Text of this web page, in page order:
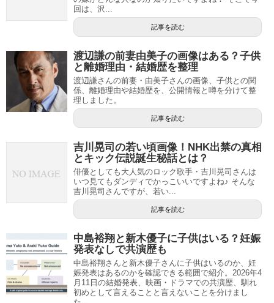
回は、沢...
記事を読む
渡辺謙の前妻由美子の画像はある？子供
と離婚理由・結婚歴を整理
渡辺謙さんの前妻・由美子さんの画像、子供との関
係、離婚理由や結婚歴を、公開情報と噂を分けて整
理しました。
記事を読む
吉川晃司の若い頃画像！NHK出禁の真相
とキック伝説誕生秘話とは？
俳優としても大人気のロック歌手・吉川晃司さんは
いつ見てもダンディでかっこいいですよね♪ そんな
吉川晃司さんですが、若い...
記事を読む
中島裕翔と新木優子に子供はいる？妊娠
発表なしで共演歴も
中島裕翔さんと新木優子さんに子供はいるのか、妊
娠発表はあるのかを確認できる範囲で紹介。2026年4
月11日の結婚発表、映画・ドラマでの共演歴、馴れ
初めとして言えることと言えないことを分けまし